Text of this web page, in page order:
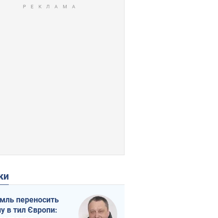
переносить
в тил Європи: